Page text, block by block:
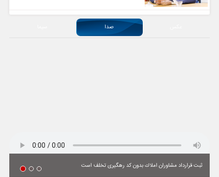
صدا
ثبت قرارداد مشاوران املاك بدون كد رهگیری تخلف است